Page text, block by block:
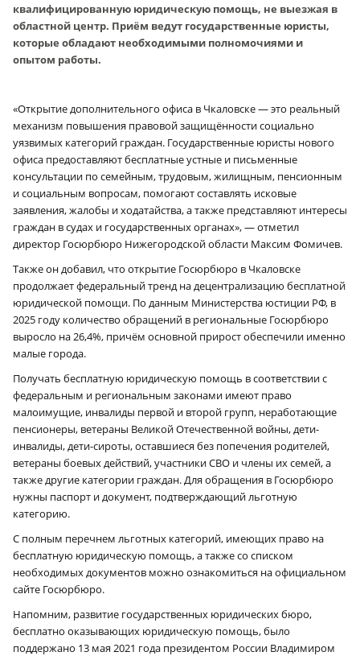
квалифицированную юридическую помощь, не выезжая в
областной центр. Приём ведут государственные юристы,
которые обладают необходимыми полномочиями и
опытом работы.
«Открытие дополнительного офиса в Чкаловске — это реальный
механизм повышения правовой защищённости социально
уязвимых категорий граждан. Государственные юристы нового
офиса предоставляют бесплатные устные и письменные
консультации по семейным, трудовым, жилищным, пенсионным
и социальным вопросам, помогают составлять исковые
заявления, жалобы и ходатайства, а также представляют интересы
граждан в судах и государственных органах», — отметил
директор Госюрбюро Нижегородской области Максим Фомичев.
Также он добавил, что открытие Госюрбюро в Чкаловске
продолжает федеральный тренд на децентрализацию бесплатной
юридической помощи. По данным Министерства юстиции РФ, в
2025 году количество обращений в региональные Госюрбюро
выросло на 26,4%, причём основной прирост обеспечили именно
малые города.
Получать бесплатную юридическую помощь в соответствии с
федеральным и региональным законами имеют право
малоимущие, инвалиды первой и второй групп, неработающие
пенсионеры, ветераны Великой Отечественной войны, дети-
инвалиды, дети-сироты, оставшиеся без попечения родителей,
ветераны боевых действий, участники СВО и члены их семей, а
также другие категории граждан. Для обращения в Госюрбюро
нужны паспорт и документ, подтверждающий льготную
категорию.
С полным перечнем льготных категорий, имеющих право на
бесплатную юридическую помощь, а также со списком
необходимых документов можно ознакомиться на официальном
сайте Госюрбюро.
Напомним, развитие государственных юридических бюро,
бесплатно оказывающих юридическую помощь, было
поддержано 13 мая 2021 года президентом России Владимиром